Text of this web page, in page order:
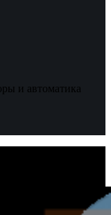
и автоматика